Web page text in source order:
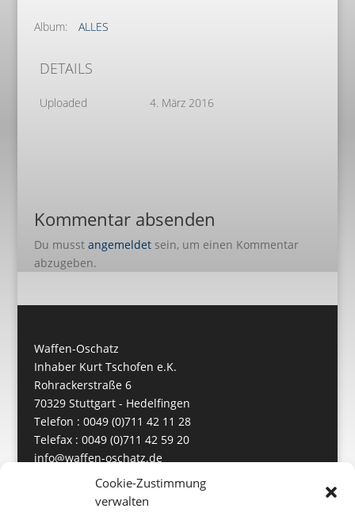
Cookie-Zustimmung
verwalten
Album: ALLES
DETAILS
Uploaded 4. März 2016
Kommentar absenden
Du musst angemeldetsein, um einen Kommentar
abzugeben.
Waffen-Oschatz
Inhaber Kurt Tschofen e.K.
Rohrackerstraße 6
70329 Stuttgart - Hedelfingen
Telefon : 0049 (0)711 42 11 28
Telefax : 0049 (0)711 42 59 20
info@waffen-oschatz.de
https://www.waffen-oschatz.de